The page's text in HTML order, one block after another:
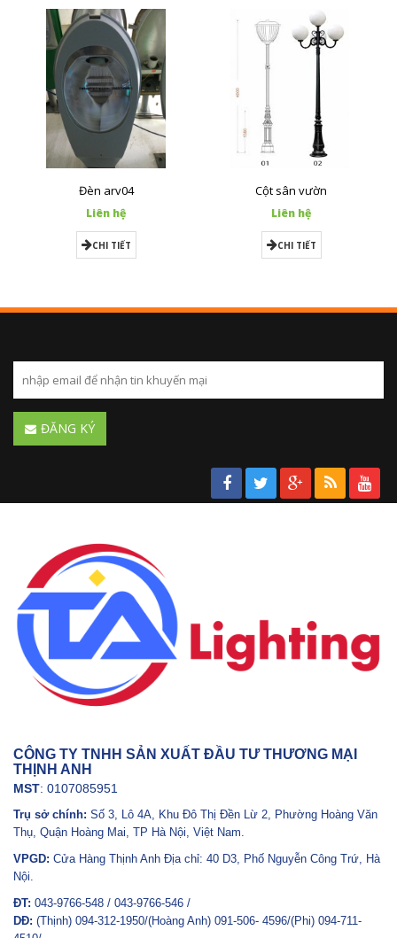
Đèn arv04
Liên hệ
CHI TIẾT
Cột sân vườn
Liên hệ
CHI TIẾT
ĐĂNG KÝ
CÔNG TY TNHH SẢN XUẤT ĐẦU TƯ THƯƠNG MẠI
THỊNH ANH
MST: 0107085951
Trụ sở chính: Số 3, Lô 4A, Khu Đô Thị Đền Lừ 2, Phường Hoàng Văn
Thụ, Quận Hoàng Mai, TP Hà Nội, Việt Nam.
VPGD: Cửa Hàng Thịnh Anh Địa chỉ: 40 D3, Phố Nguyễn Công Trứ, Hà
Nội.
ĐT: 043-9766-548 / 043-9766-546 /
DĐ: (Thịnh) 094-312-1950/(Hoàng Anh) 091-506- 4596/(Phi) 094-711-